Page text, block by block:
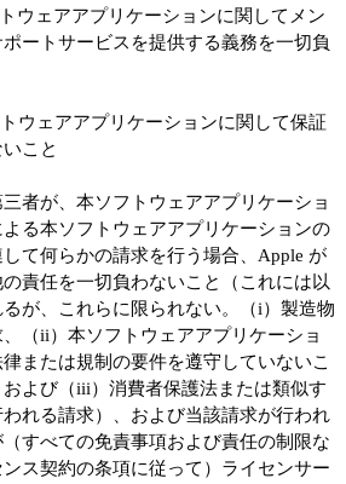
ウェアアプリケーションに関してメン
ートサービスを提供する義務を一切負
ウェアアプリケーションに関して保証
こと
者が、本ソフトウェアアプリケーショ
る本ソフトウェアアプリケーションの
て何らかの請求を行う場合、Apple が
責任を一切負わないこと（これには以
が、これらに限られない。（i）製造物
（ii）本ソフトウェアアプリケーショ
または規制の要件を遵守していないこ
よび（iii）消費者保護法または類似す
れる請求）、および当該請求が行われ
すべての免責事項および責任の制限な
ス契約の条項に従って）ライセンサー